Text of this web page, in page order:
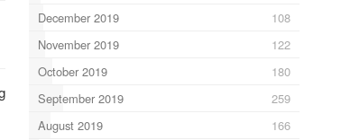
December 2019
108
November 2019
122
October 2019
180
September 2019
259
August 2019
166